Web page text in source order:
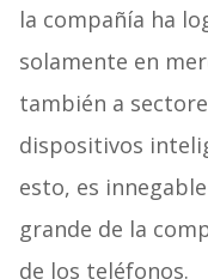
la compañía ha
solamente en
también a
dispositivos
esto, es
grande de la
de los teléfonos.